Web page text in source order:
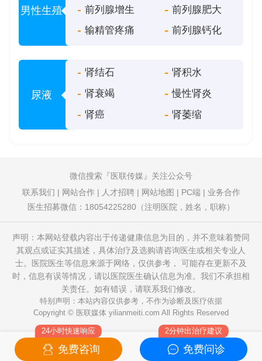
男性生殖
前列腺增生
前列腺肥大
输精管疼痛
前列腺钙化
尿液
肾结石
肾积水
肾衰竭
慢性肾炎
肾癌
肾萎缩
微信搜索 医联传媒
关注公众号
联系我们 | 网站合作| 人才招聘| 网站地图 | PC端| 业务合作
医生招募微信：18054225280（注明医院，姓名，职称）
声明：本网站登载内容出于传递健康信息为目的，并不意味着赞同
其观点或证实其描述，具体治疗及选购请咨询医生或相关专业人
士。医院医生等信息来源于网络，仅供参考， 可能存在更新不及
时，信息有误等情况，请以医院医生确认信息为准。我们不承担相
关责任。如有错误，请联系我们修改。
特别声明：本站内容仅供参考，不作为诊断及医疗依据
Copyright © 医联媒体 yilianmeiti.com All Rights Reserved
免费咨询 免费问诊